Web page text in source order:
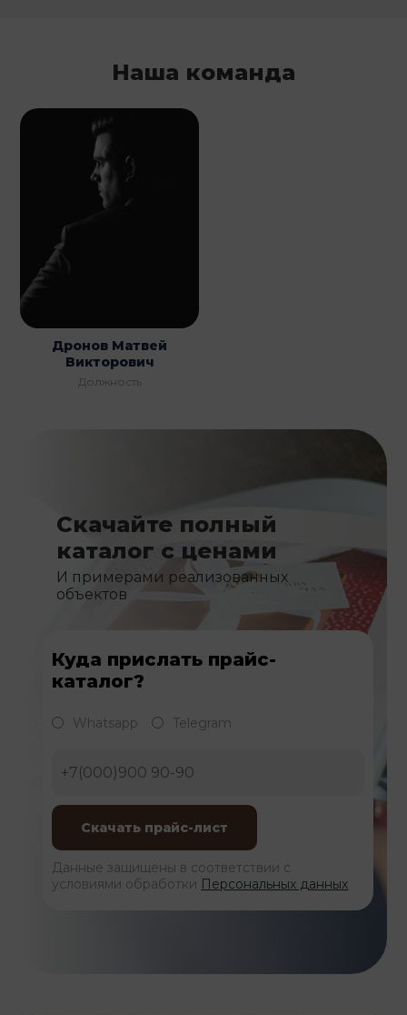
Наша команда
Дронов Матвей
Викторович
Должность
Скачайте полный
каталог с ценами
И примерами реализованных
объектов
Куда прислать прайс-
каталог?
Whatsapp Telegram
Данные защищены в соответствии с
условиями обработки Персональных данных